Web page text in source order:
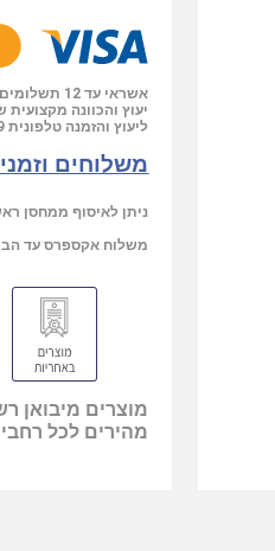
אשראי עד 12 תשלומים ללא ריבית.
יעוץ והכוונה
ליעוץ והזמנה טלפונית
משלוחים
ניתן לאיסוף ממחסן ראשי ,הירקון 76 תל
משלוח אקספרס עד
מוצרים מיבואן
מהירים לכל